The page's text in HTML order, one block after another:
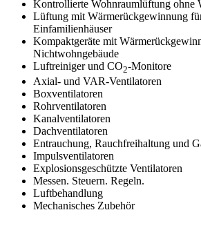
Kontrollierte Wohnraumlüftung ohne
Lüftung mit Wärmerückgewinnung
Einfamilienhäuser
Kompaktgeräte mit
Nichtwohngebäude
Luftreiniger und CO2-Monitore
Axial- und VAR-Ventilatoren
Boxventilatoren
Rohrventilatoren
Kanalventilatoren
Dachventilatoren
Entrauchung, Rauchfreihaltung und
Impulsventilatoren
Explosionsgeschützte Ventilatoren
Messen. Steuern. Regeln.
Luftbehandlung
Mechanisches Zubehör